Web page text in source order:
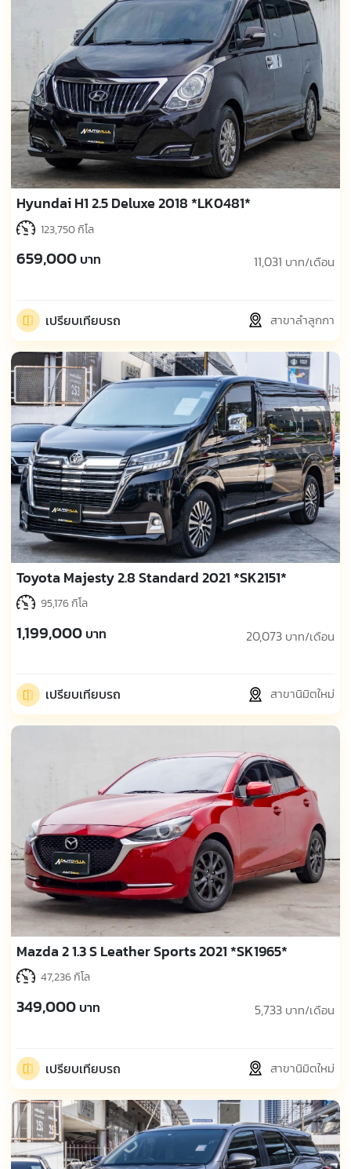
Hyundai H1 2.5 Deluxe 2018 *LK0481*
123,750 กิโล
659,000 บาท 11,031 บาท/เดือน
เปรียบเทียบรถ สาขาลำลูกกา
Toyota Majesty 2.8 Standard 2021 *SK2151*
95,176 กิโล
1,199,000 บาท 20,073 บาท/เดือน
เปรียบเทียบรถ สาขานิมิตใหม่
Mazda 2 1.3 S Leather Sports 2021 *SK1965*
47,236 กิโล
349,000 บาท 5,733 บาท/เดือน
เปรียบเทียบรถ สาขานิมิตใหม่